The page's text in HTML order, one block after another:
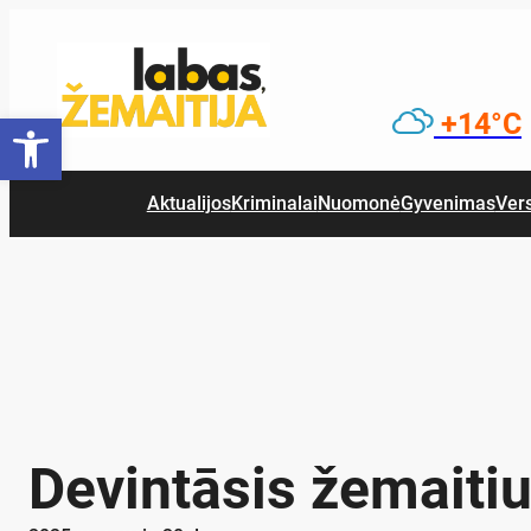
Open toolbar +14°C
AktualijosKriminalai NuomonėGyvenimas
Devintāsis